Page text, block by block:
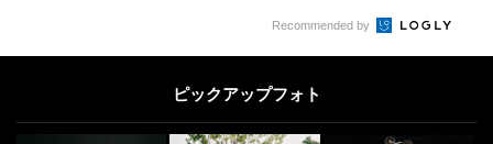
Recommended by
ピックアップフォト